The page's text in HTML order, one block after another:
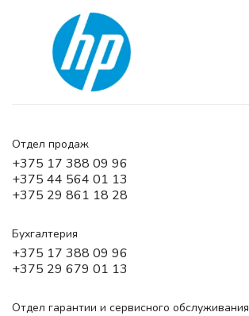
Отдел продаж
+375 17 388 09 96
+375 44 564 01 13
+375 29 861 18 28
Бухгалтерия
+375 17 388 09 96
+375 29 679 01 13
Отдел гарантии и сервисного обслуживания